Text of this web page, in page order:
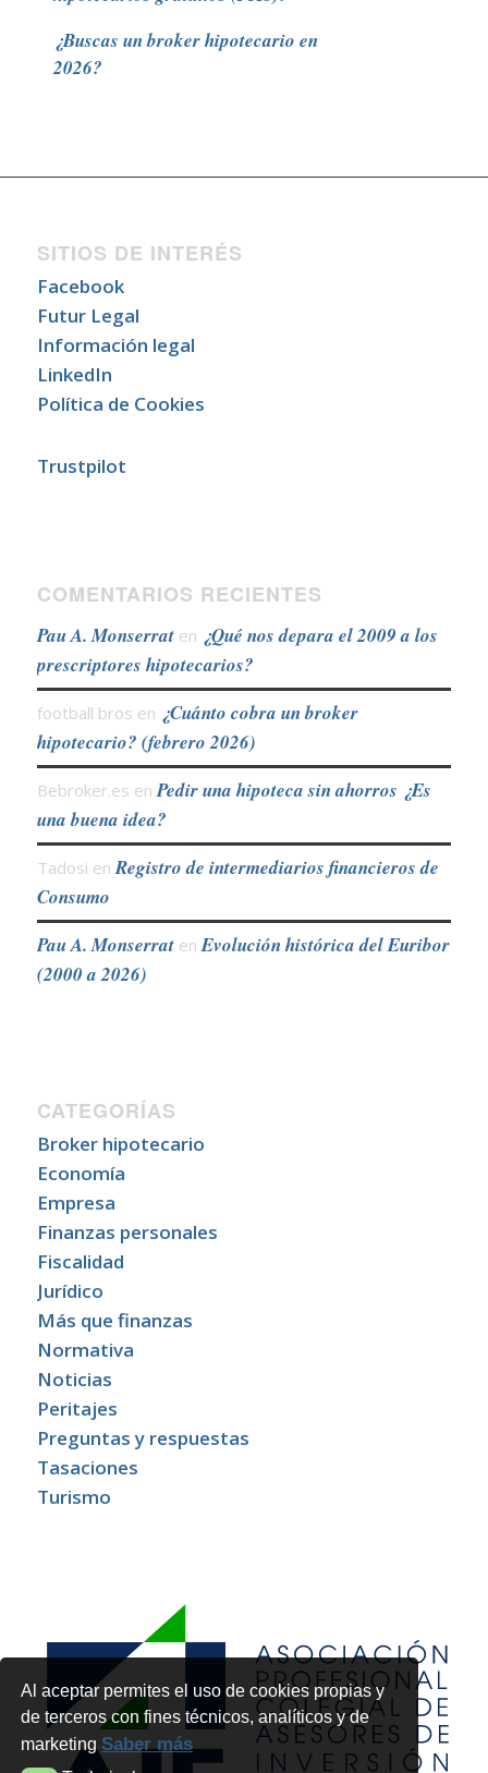
Al aceptar permites el uso de cookies propias y
de terceros con fines técnicos, analíticos y de
marketingSaber más
¿Buscas un broker hipotecario en
2026?
SITIOS DE INTERÉS
Facebook
Futur Legal
Información legal
LinkedIn
Política de Cookies
Trustpilot
COMENTARIOS RECIENTES
Pau A. Monserraten ¿Qué nos depara el 2009 a los
prescriptores hipotecarios?
football bros en ¿Cuánto cobra un broker
hipotecario? (febrero 2026)
Bebroker.es en Pedir una hipoteca sin ahorros ¿Es
una buena idea?
Tadosi en Registro de intermediarios financieros de
Consumo
Pau A. Monserraten Evolución histórica del Euribor
(2000 a 2026)
CATEGORÍAS
Broker hipotecario
Economía
Empresa
Finanzas personales
Fiscalidad
Jurídico
Más que finanzas
Normativa
Noticias
Peritajes
Preguntas y respuestas
Tasaciones
Turismo